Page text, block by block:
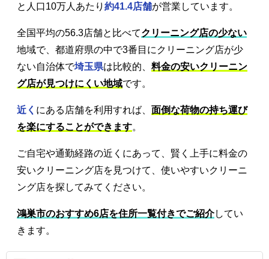
と人口10万人あたり 約41.4店舗が営業しています。
全国平均の56.3店舗と比べてクリーニング店の少ない
地域で、都道府県の中で3番目にクリーニング店が少
ない自治体で埼玉県は比較的、 料金の安いクリーニン
グ店が見つけにくい地域です。
近く にある店舗を利用すれば、 面倒な荷物の持ち運び
を楽にすることができます。
ご自宅や通勤経路の近くにあって、賢く上手に料金の
安いクリーニング店を見つけて、使いやすいクリーニ
ング店を探してみてください。
鴻巣市のおすすめ6店を住所一覧付きでご紹介してい
きます。